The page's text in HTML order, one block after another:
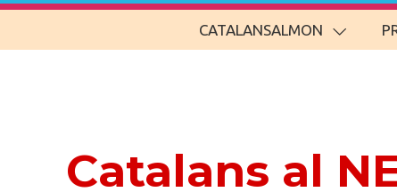
CATALANSALMON
Catalans al